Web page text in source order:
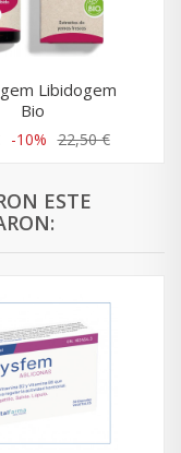
Libidogem
Bio
-10% 22,50 €
ESTE